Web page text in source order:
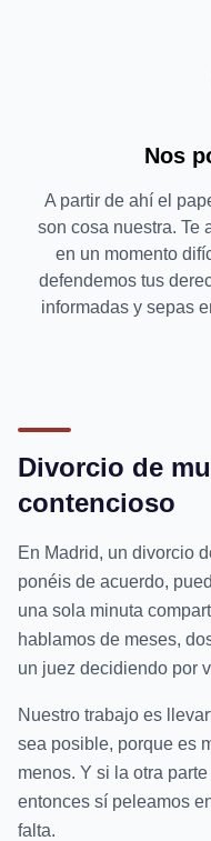
Nos
A partir de ahí el
son cosa nuestra. Te
en un momento
defendemos tus
informadas y sepas
Divorcio de
contencioso
En Madrid, un divorcio
ponéis de acuerdo,
una sola minuta
hablamos de meses,
un juez decidiendo por
Nuestro trabajo es
sea posible, porque es
menos. Y si la otra
entonces sí peleamos
falta.